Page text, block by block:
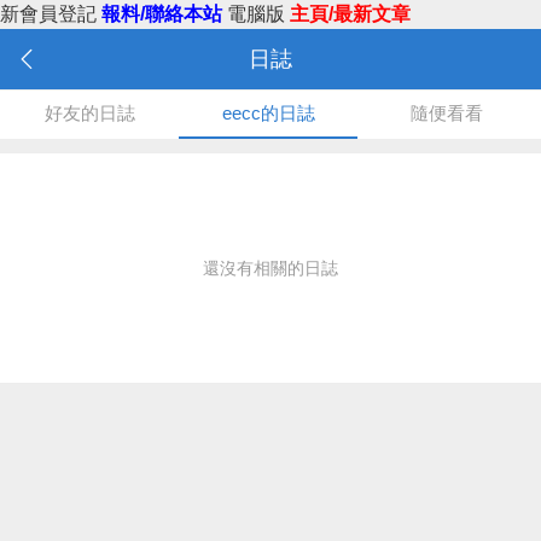
新會員登記 報料/聯絡本站 電腦版 主頁/最新文章
日誌
好友的日誌 eecc的日誌 隨便看看
還沒有相關的日誌